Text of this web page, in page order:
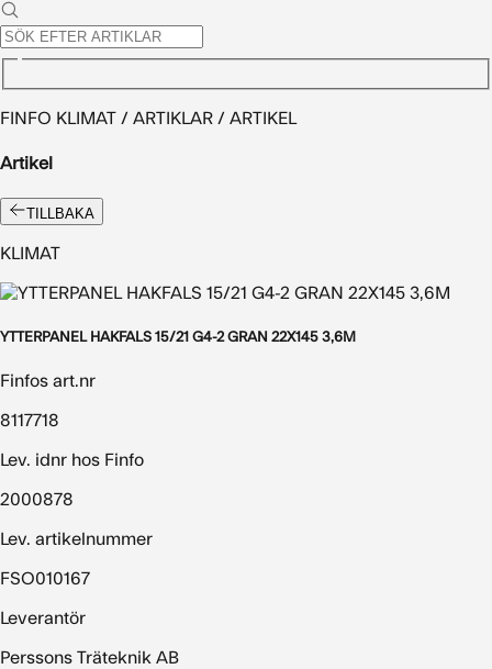
FINFO KLIMAT / ARTIKLAR / ARTIKEL
Artikel
TILLBAKA
KLIMAT
YTTERPANEL HAKFALS 15/21 G4-2 GRAN 22X145 3,6M
Finfos art.nr
8117718
Lev. idnr hos Finfo
2000878
Lev. artikelnummer
FSO010167
Leverantör
Perssons Träteknik AB